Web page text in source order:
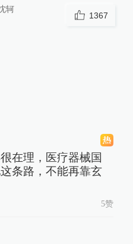
轲
1367
在理，医疗器械国
条路，不能再靠玄
5赞